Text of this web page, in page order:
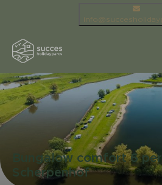
Bungalow comfort 6
Scherpenhof